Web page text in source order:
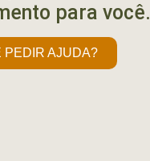
para você.
PEDIR AJUDA?